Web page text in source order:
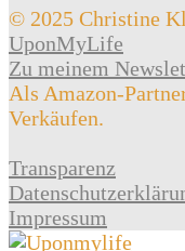
© 2025 Christine
UponMyLife
Zu meinem
Als Amazon-
Verkäufen.
Transparenz
Impressum